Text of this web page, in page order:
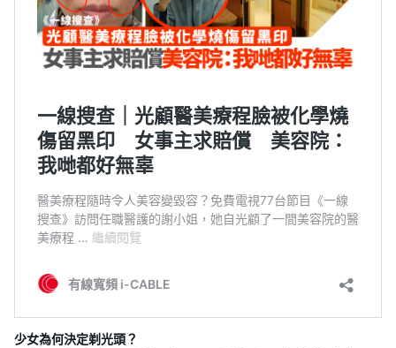
少女為何決定剃光頭？